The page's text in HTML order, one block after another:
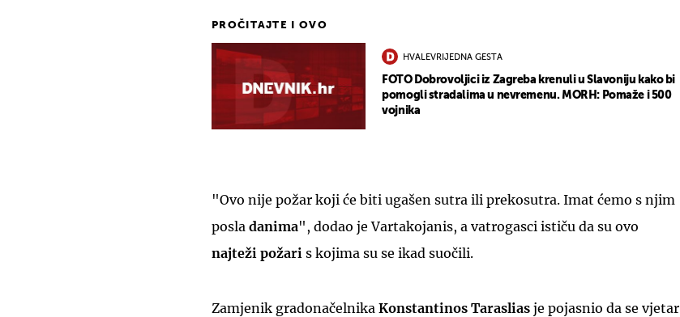
PROČITAJTE I OVO
HVALEVRIJEDNA GESTA
FOTO Dobrovoljici iz Zagreba krenuli u Slavoniju kako bi
pomogli stradalima u nevremenu. MORH: Pomaže i 500
vojnika
"Ovo nije požar koji će biti ugašen sutra ili prekosutra. Imat ćemo s njim
posla danima", dodao je Vartakojanis, a vatrogasci ističu da su ovo
najteži požari s kojima su se ikad suočili.
Zamjenik gradonačelnika Konstantinos Taraslias je pojasnio da se vjetar